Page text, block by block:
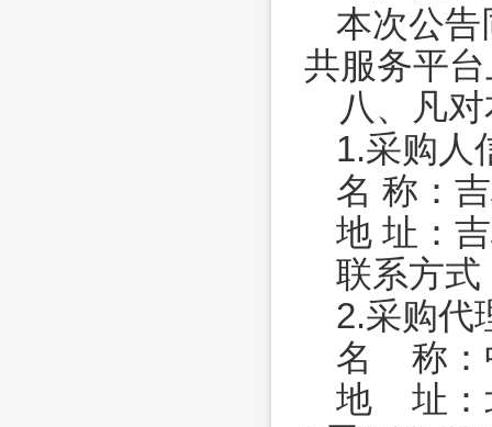
本次公告
共服务平台
八、
凡
1.采购人
名 称：
地 址：
联系方式
2.采购代
名
称
地
址